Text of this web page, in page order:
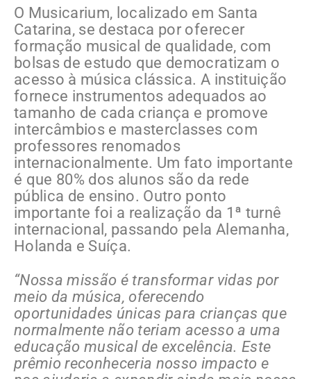
O Musicarium, localizado em Santa
Catarina, se destaca por oferecer
formação musical de qualidade, com
bolsas de estudo que democratizam o
acesso à música clássica. A instituição
fornece instrumentos adequados ao
tamanho de cada criança e promove
intercâmbios e masterclasses com
professores renomados
internacionalmente. Um fato importante
é que 80% dos alunos são da rede
pública de ensino. Outro ponto
importante foi a realização da 1ª turnê
internacional, passando pela Alemanha,
Holanda e Suíça.
“Nossa missão é transformar vidas por
meio da música, oferecendo
oportunidades únicas para crianças que
normalmente não teriam acesso a uma
educação musical de excelência. Este
prêmio reconheceria nosso impacto e